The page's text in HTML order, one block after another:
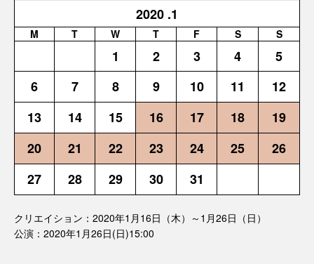
2020 .1
M T W T F S S
1 2 3 4
5
6
7 8 9 10 11
12
13
14 15 16 17 18
19
20
21 22 23 24 25
26
27
28 29 30 31
クリエイション：2020年1月16日（木）～1月26日（日）
公演：2020年1月26日(日)15:00